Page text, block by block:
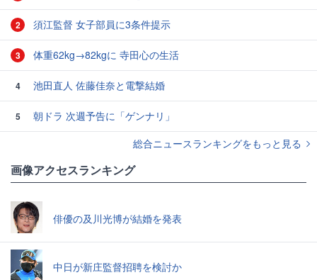
2 須江監督 女子部員に3条件提示
3 体重62kg→82kgに 寺田心の生活
4 池田直人 佐藤佳奈と電撃結婚
5
朝ドラ 次週予告に「ゲンナリ」
総合ニュースランキングをもっと見る
画像アクセスランキング
俳優の及川光博が結婚を発表
中日が新庄監督招聘を検討か